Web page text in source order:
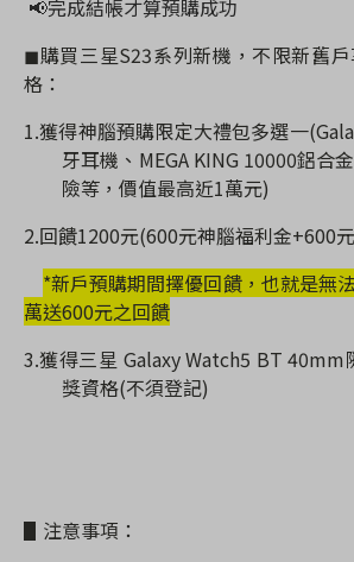
📢完成結帳才算預購成功
◼購買三星S23系列新機，不限新舊
格：
1.獲得神腦預購限定大禮包多選一
牙耳機、 MEGA KING 10000鋁合
險等，價值最高近1萬元)
2.回饋1200元(600元神腦福利金+600
*新戶預購期間擇優回饋，也就是無
萬送600元之回饋
3.獲得三星 Galaxy Watch5 BT 40mm
獎資格(不須登記)
▋注意事項：